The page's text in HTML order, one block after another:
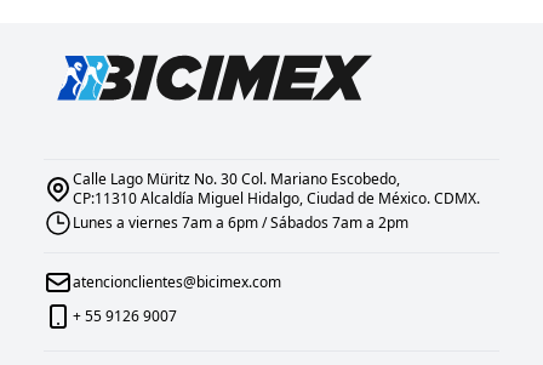
Calle Lago Müritz No. 30 Col. Mariano Escobedo,
CP:11310 Alcaldía Miguel Hidalgo, Ciudad de México. CDMX.
Lunes a viernes 7am a 6pm / Sábados 7am a 2pm
atencionclientes@bicimex.com
+ 55 9126 9007